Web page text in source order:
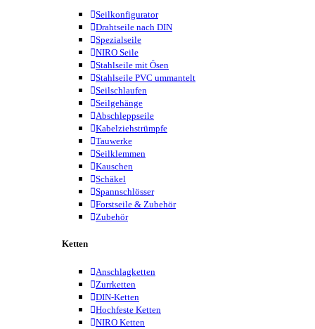
Seilkonfigurator
Drahtseile nach DIN
Spezialseile
NIRO Seile
Stahlseile mit Ösen
Stahlseile PVC ummantelt
Seilschlaufen
Seilgehänge
Abschleppseile
Kabelziehstrümpfe
Tauwerke
Seilklemmen
Kauschen
Schäkel
Spannschlösser
Forstseile & Zubehör
Zubehör
Ketten
Anschlagketten
Zurrketten
DIN-Ketten
Hochfeste Ketten
NIRO Ketten